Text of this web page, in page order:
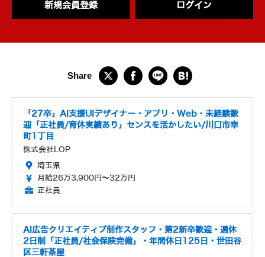
新規会員登録 ログイン
「27卒」AI支援UIデザイナー・アプリ・Web・未経験歓
迎「正社員/育休実績あり」センスを活かしたい/川口市幸
町1丁目
株式会社LOP
埼玉県
月給26万3,900円～32万円
正社員
AI広告クリエイティブ制作スタッフ・第2新卒歓迎・週休
2日制「正社員/社会保険完備」・年間休日125日・世田谷
区三軒茶屋